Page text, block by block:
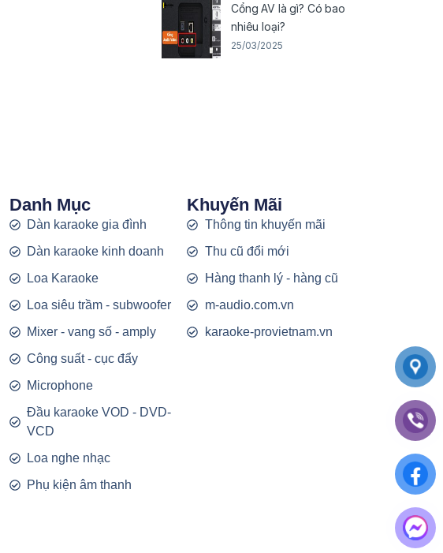
Cổng AV là gì? Có bao
nhiêu loại?
25/03/2025
Danh Mục
Dàn karaoke gia đình
Dàn karaoke kinh doanh
Loa Karaoke
Loa siêu trầm - subwoofer
Mixer - vang số - amply
Công suất - cục đẩy
Microphone
Đầu karaoke VOD - DVD-
VCD
Loa nghe nhạc
Phụ kiện âm thanh
Khuyến Mãi
Thông tin khuyến mãi
Thu cũ đổi mới
Hàng thanh lý - hàng cũ
m-audio.com.vn
karaoke-provietnam.vn